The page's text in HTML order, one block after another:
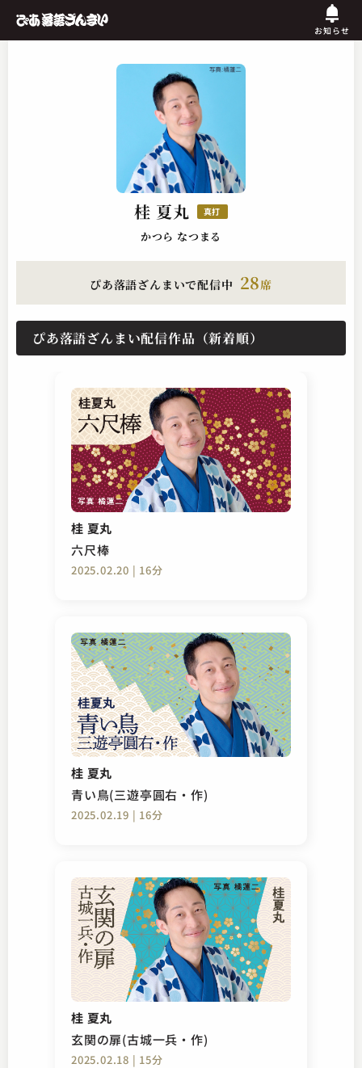
お知らせ
桂 夏丸 真打
かつら なつまる
ぴあ落語ざんまいで配信中 28席
ぴあ落語ざんまい配信作品（新着順）
桂 夏丸
六尺棒
2025.02.20 | 16分
桂 夏丸
青い鳥(三遊亭圓右・作)
2025.02.19 | 16分
桂 夏丸
玄関の扉(古城一兵・作)
2025.02.18 | 15分